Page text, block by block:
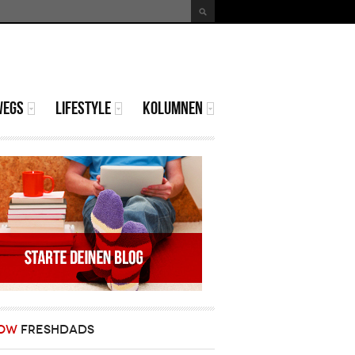
LIFESTYLE KOLUMNEN
FRESHDADS